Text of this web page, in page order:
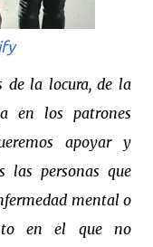
de la locura, de la
en los patrones
apoyar y
las personas que
mental o
en el que no